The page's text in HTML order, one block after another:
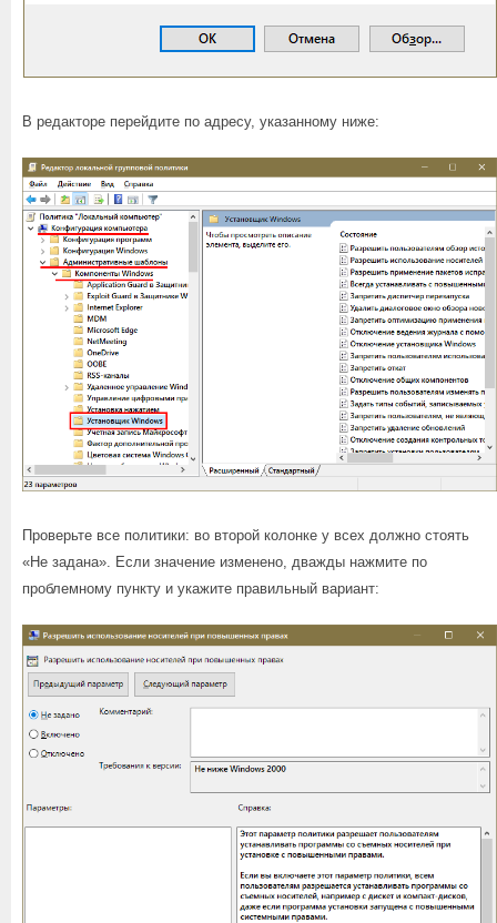
В редакторе перейдите по адресу, указанному ниже:
Проверьте все политики: во второй колонке у всех должно стоять
«Не задана». Если значение изменено, дважды нажмите по
проблемному пункту и укажите правильный вариант: